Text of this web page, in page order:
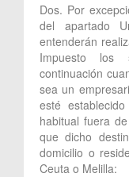
Dos. Por
del apartado
entenderán
Impuesto los
continuación
sea un
esté
habitual fuera
que dicho
domicilio o
Ceuta o Melilla: